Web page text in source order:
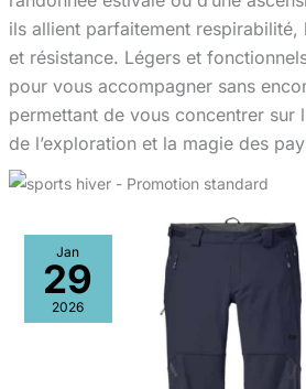
ils allient parfaitement respirabilité,
et résistance. Légers et
pour vous accompagner sans
permettant de vous concentrer sur
de l’exploration et la magie des
Jan
29
2026